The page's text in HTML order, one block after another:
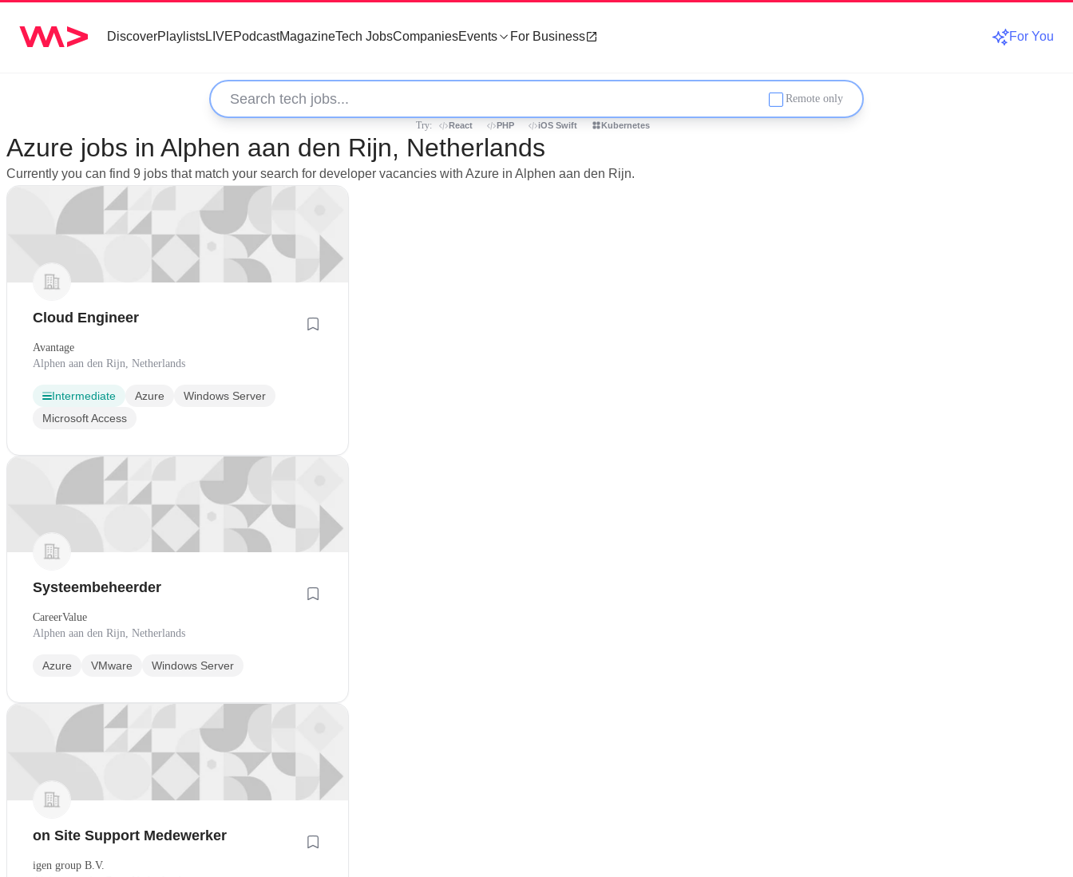
DiscoverPlaylistsLIVEPodcastMagazineTech JobsCompaniesEvents For Business For You
Remote only
Try: React PHP iOS Swift Kubernetes
Azure jobs in Alphen aan den Rijn, Netherlands
Currently you can find 9 jobs that match your search for developer vacancies with Azure in Alphen aan den Rijn.
Cloud Engineer
Avantage
Alphen aan den Rijn, Netherlands
Intermediate Azure
Windows Server
Microsoft Access
Systeembeheerder
CareerValue
Alphen aan den Rijn, Netherlands
Azure VMware Windows Server
on Site Support Medewerker
igen group B.V.